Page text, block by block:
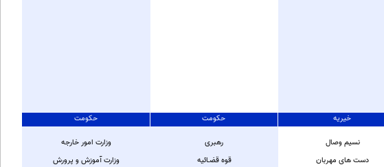
خیریه
نسیم وصال
دست های مهربان
حکومت
رهبری
قوه قضـائیه
حکومت
وزارت امور خارجه
وزارت آموزش و پرورش